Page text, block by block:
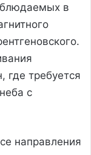
в
где требуется
с
направления